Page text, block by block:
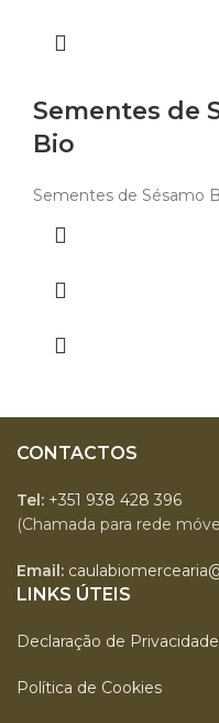
Sementes de
Bio
Sementes de Sésamo
CONTACTOS
Tel: +351 938 428 396
(Chamada para rede
Email:
LINKS ÚTEIS
Declaração de Privacidade
Política de Cookies